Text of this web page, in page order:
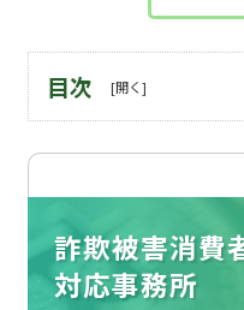
目次
詐欺被害消費
対応事務所